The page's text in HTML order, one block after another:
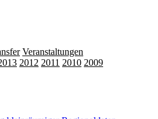
Veranstaltungen
2012 2011 2010 2009